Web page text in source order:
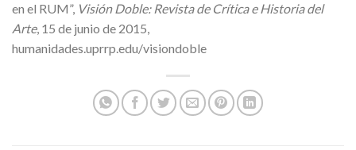
en el RUM”, Visión Doble: Revista de Crítica e Historia del
Arte, 15 de junio de 2015,
humanidades.uprrp.edu/visiondoble